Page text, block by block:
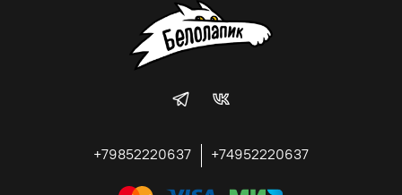
+79852220637 +74952220637